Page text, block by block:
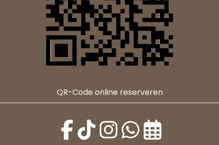
QR-Code online reserveren